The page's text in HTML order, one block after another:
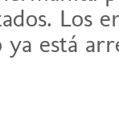
Los
está